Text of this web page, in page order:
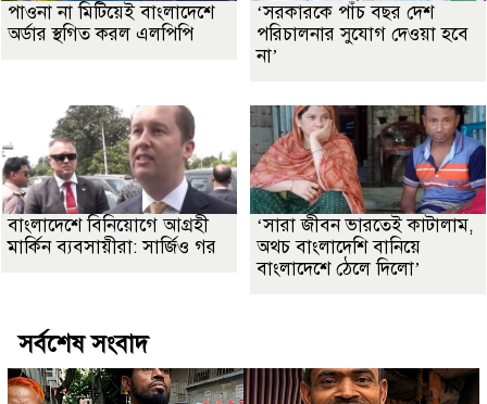
পাওনা না মিটিয়েই বাংলাদেশে
অর্ডার স্থগিত করল এলপিপি
‘সরকারকে পাঁচ বছর দেশ
পরিচালনার সুযোগ দেওয়া হবে
না’
বাংলাদেশে বিনিয়োগে আগ্রহী
মার্কিন ব্যবসায়ীরা: সার্জিও গর
‘সারা জীবন ভারতেই কাটালাম,
অথচ বাংলাদেশি বানিয়ে
বাংলাদেশে ঠেলে দিলো’
সর্বশেষ সংবাদ